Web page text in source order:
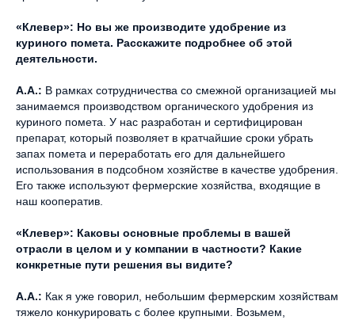
«Клевер»: Но вы же производите удобрение из
куриного помета. Расскажите подробнее об этой
деятельности.
А.А.: В рамках сотрудничества со смежной организацией мы
занимаемся производством органического удобрения из
куриного помета. У нас разработан и сертифицирован
препарат, который позволяет в кратчайшие сроки убрать
запах помета и переработать его для дальнейшего
использования в подсобном хозяйстве в качестве удобрения.
Его также используют фермерские хозяйства, входящие в
наш кооператив.
«Клевер»: Каковы основные проблемы в вашей
отрасли в целом и у компании в частности? Какие
конкретные пути решения вы видите?
А.А.: Как я уже говорил, небольшим фермерским хозяйствам
тяжело конкурировать с более крупными. Возьмем,